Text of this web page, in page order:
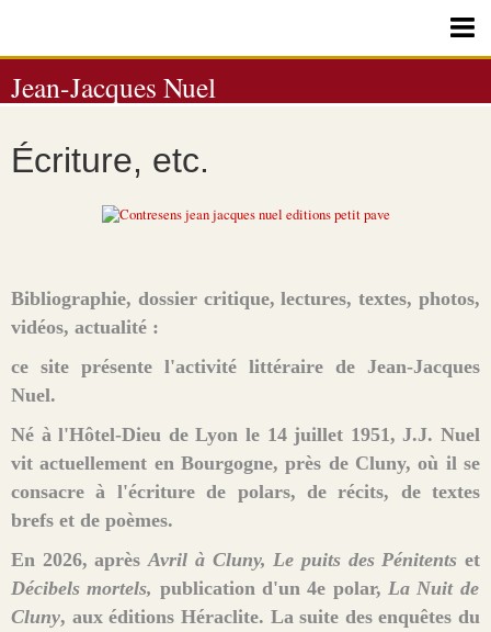
ACCUEIL
REVUES
LECTURES
TEXTES
PHOTOS / VIDÉOS
Contact / Blogs
Jean-Jacques Nuel
Écriture, etc.
Bibliographie, dossier critique, lectures, textes, photos,
vidéos, actualité :
ce site présente l'activité littéraire de Jean-Jacques
Nuel.
Né à l'Hôtel-Dieu de Lyon le 14 juillet 1951, J.J. Nuel
vit actuellement en Bourgogne, près de Cluny, où il se
consacre à l'écriture de polars, de récits, de textes
brefs et de poèmes.
En 2026, aprèsAvril à Cluny, Le puits des Pénitentset
Décibels mortels, publication d'un 4e polar, La Nuit de
Cluny, aux éditions Héraclite. La suite des enquêtes du